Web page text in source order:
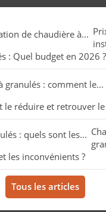
: Quel budget en 2026 ?
le réduire et retrouver le
les inconvénients ?
Tous les articles